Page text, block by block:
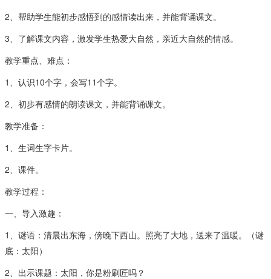
2、帮助学生能初步感悟到的感情读出来，并能背诵课文。
3、了解课文内容，激发学生热爱大自然，亲近大自然的情感。
教学重点、难点：
1、认识10个字，会写11个字。
2、初步有感情的朗读课文，并能背诵课文。
教学准备：
1、生词生字卡片。
2、课件。
教学过程：
一、导入激趣：
1、谜语：清晨出东海，傍晚下西山。照亮了大地，送来了温暖。（谜
底：太阳）
2、出示课题：太阳，你是粉刷匠吗？